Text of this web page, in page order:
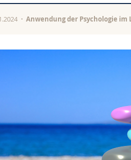
Bildungswissenschaften
Anwendung der Psychologie im